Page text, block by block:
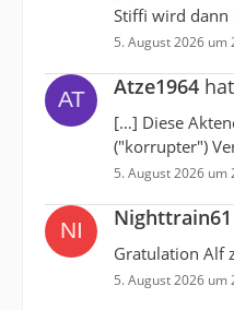
Stiffi wird dann
5. August 2026 um
Atze1964
[…] Diese
("korrupter")
5. August 2026 um
Nighttrain61
Gratulation Alf
5. August 2026 um